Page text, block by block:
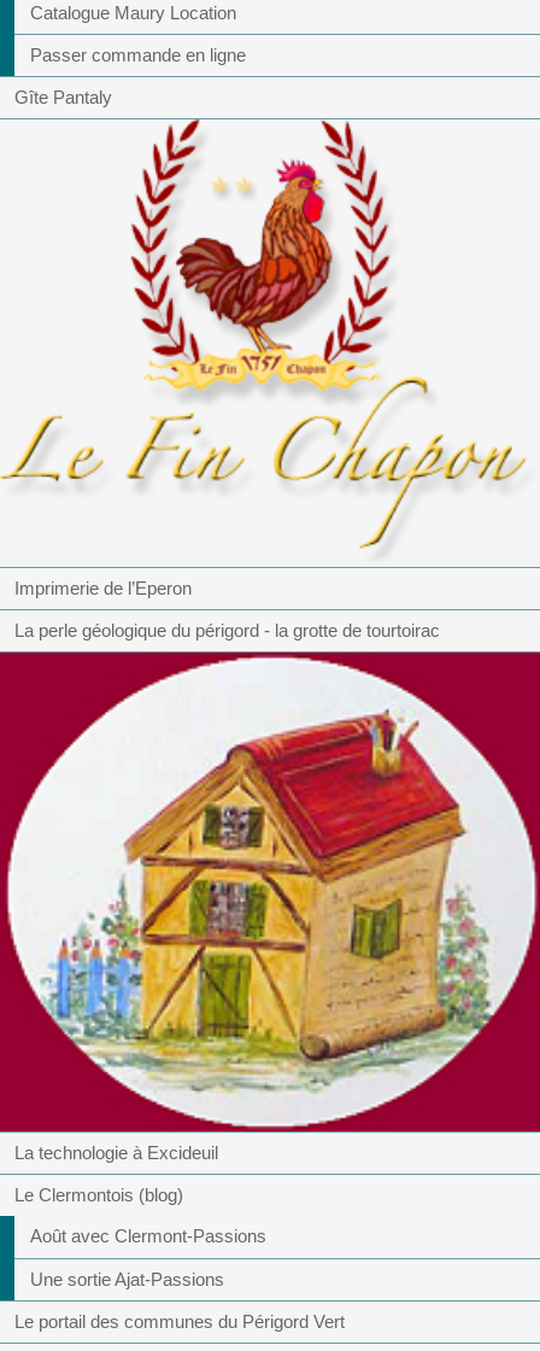
Catalogue Maury Location
Passer commande en ligne
Gîte Pantaly
Imprimerie de l’Eperon
La perle géologique du périgord - la grotte de tourtoirac
La technologie à Excideuil
Le Clermontois (blog)
Août avec Clermont-Passions
Une sortie Ajat-Passions
Le portail des communes du Périgord Vert